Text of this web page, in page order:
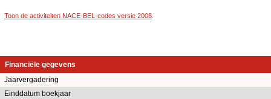
Toon de activiteiten NACE-BEL-codes versie 2008
Financiële gegevens
Jaarvergadering
Einddatum boekjaar